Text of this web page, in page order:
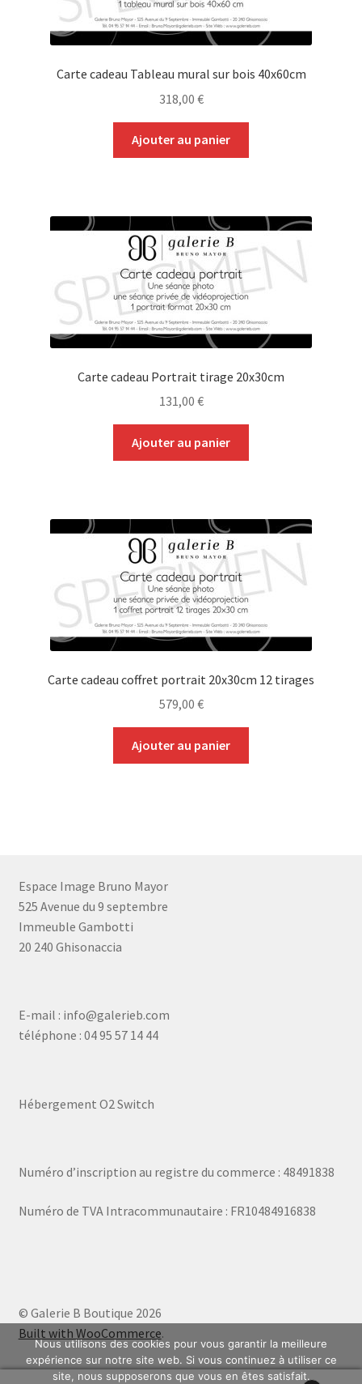
Carte cadeau Tableau mural sur bois 40x60cm
318,00 €
Ajouter au panier
Carte cadeau Portrait tirage 20x30cm
131,00 €
Ajouter au panier
Carte cadeau coffret portrait 20x30cm 12 tirages
579,00 €
Ajouter au panier
Espace Image Bruno Mayor
525 Avenue du 9 septembre
Immeuble Gambotti
20 240 Ghisonaccia
E-mail : info@galerieb.com
téléphone : 04 95 57 14 44
Hébergement O2 Switch
Numéro d’inscription au registre du commerce : 48491838
Numéro de TVA Intracommunautaire : FR10484916838
© Galerie B Boutique 2026
Built with WooCommerce.
Nous utilisons des cookies pour vous garantir la meilleure
expérience sur notre site web. Si vous continuez à utiliser ce
site, nous supposerons que vous en êtes satisfait.